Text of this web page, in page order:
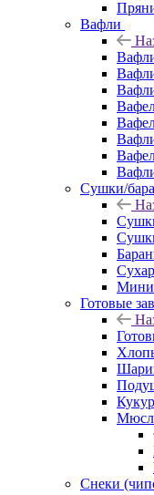
Вафли
Сушки/
Мини
Готовые
Снеки